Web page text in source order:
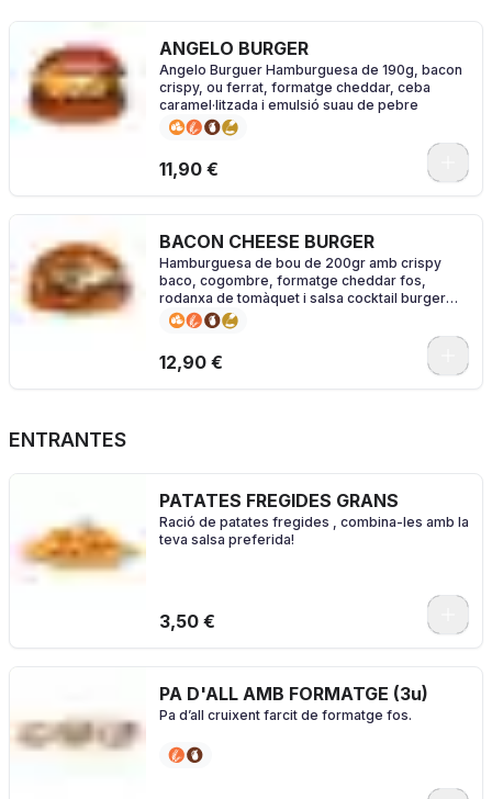
ANGELO BURGER
Angelo Burguer Hamburguesa de 190g, bacon
crispy, ou ferrat, formatge cheddar, ceba
caramel·litzada i emulsió suau de pebre
11,90 €
BACON CHEESE BURGER
Hamburguesa de bou de 200gr amb crispy
baco, cogombre, formatge cheddar fos,
rodanxa de tomàquet i salsa cocktail burger
amb el nostre pà especial brioche
12,90 €
ENTRANTES
PATATES FREGIDES GRANS
Ració de patates fregides , combina-les amb la
teva salsa preferida!
3,50 €
PA D'ALL AMB FORMATGE (3u)
Pa d’all cruixent farcit de formatge fos.